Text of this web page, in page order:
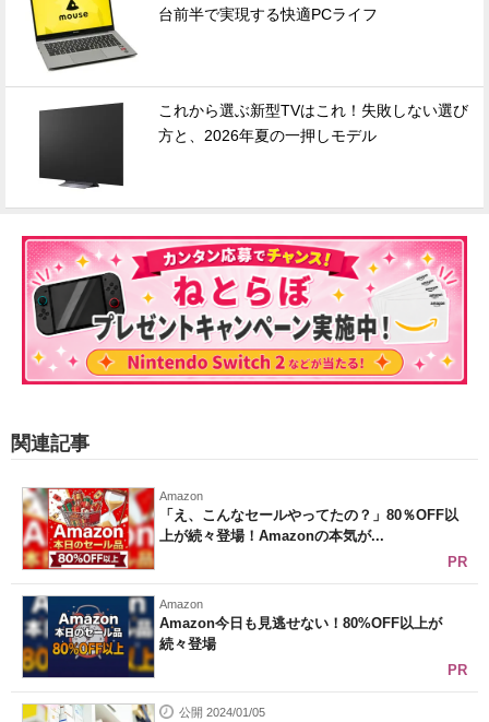
台前半で実現する快適PCライフ
これから選ぶ新型TVはこれ！失敗しない選び
方と、2026年夏の一押しモデル
関連記事
Amazon
「え、こんなセールやってたの？」80％OFF以
上が続々登場！Amazonの本気が...
PR
Amazon
Amazon今日も見逃せない！80%OFF以上が
続々登場
PR
公開 2024/01/05